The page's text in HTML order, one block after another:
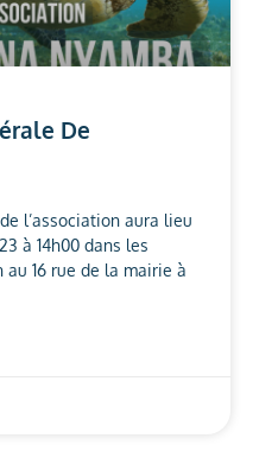
De
l’association aura lieu
à 14h00 dans les
au 16 rue de la mairie à